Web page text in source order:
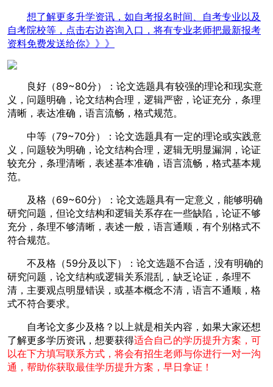
想了解更多升学资讯，如自考报名时间、自考专业以及
自考院校等，点击右边咨询入口，将有专业老师把最新报考
资料免费发送给你》》》
良好（89~80分）：论文选题具有较强的理论和现实意
义，问题明确，论文结构合理，逻辑严密，论证充分，条理
清晰，表达准确，语言流畅，格式规范。
中等（79~70分）：论文选题具有一定的理论或实践意
义，问题较为明确，论文结构合理，逻辑无明显漏洞，论证
较充分，条理清晰，表述基本准确，语言流畅，格式基本规
范。
及格（69~60分）：论文选题具有一定意义，能够明确
研究问题，但论文结构和逻辑关系存在一些缺陷，论证不够
充分，条理不够清晰，表述一般，语言通顺，有个别格式不
符合规范。
不及格（59分及以下）：论文选题不合适，没有明确的
研究问题，论文结构或逻辑关系混乱，缺乏论证，条理不
清，主要观点明显错误，或基本概念不清，语言不通顺，格
式不符合要求。
自考论文多少及格？以上就是相关内容，如果大家还想
了解更多学历资讯，想要获得适合自己的学历提升方案，可
以在下方填写联系方式，将会有招生老师与你进行一对一沟
通，帮助你获取最佳学历提升方案，早日拿证！